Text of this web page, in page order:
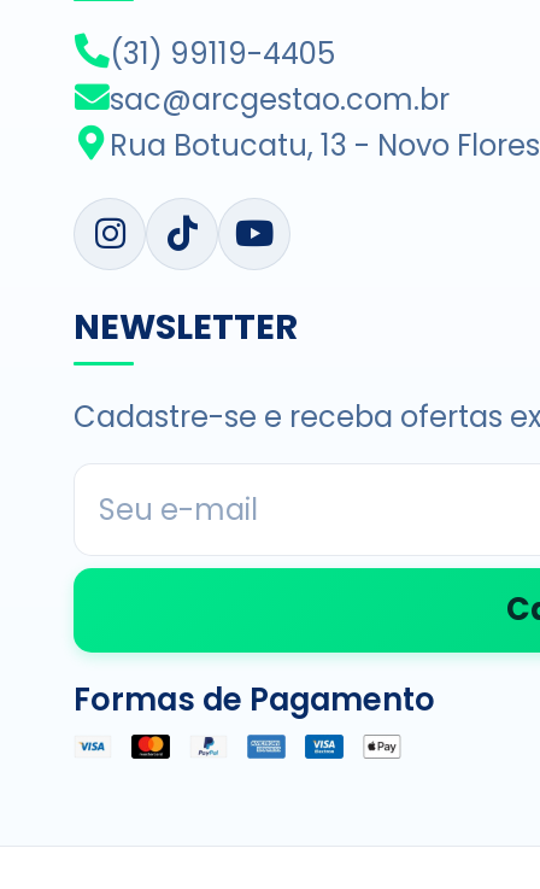
(31) 99119-4405
sac@arcgestao.com.br
Rua Botucatu, 13 - Novo
NEWSLETTER
Cadastre-se e receba ofertas
Formas de Pagamento